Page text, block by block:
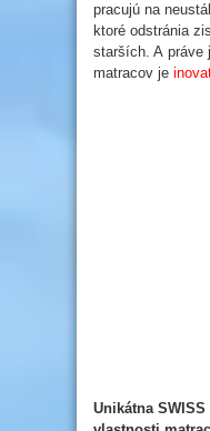
pracujú na
ktoré odstránia
starších. A práve
matracov je
Unikátna